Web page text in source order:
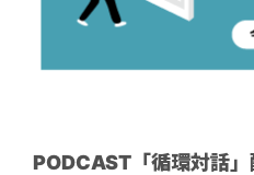
PODCAST「循環対話」